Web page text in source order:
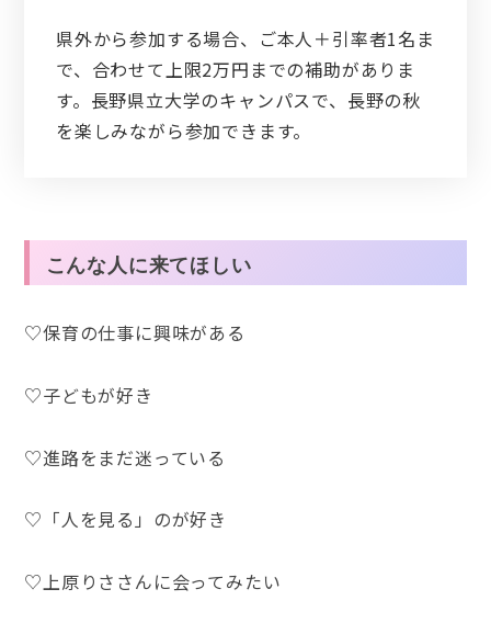
県外から参加する場合、ご本人＋引率者1名ま
で、合わせて上限2万円までの補助がありま
す。長野県立大学のキャンパスで、長野の秋
を楽しみながら参加できます。
こんな人に来てほしい
♡保育の仕事に興味がある
♡子どもが好き
♡進路をまだ迷っている
♡「人を見る」のが好き
♡上原りささんに会ってみたい